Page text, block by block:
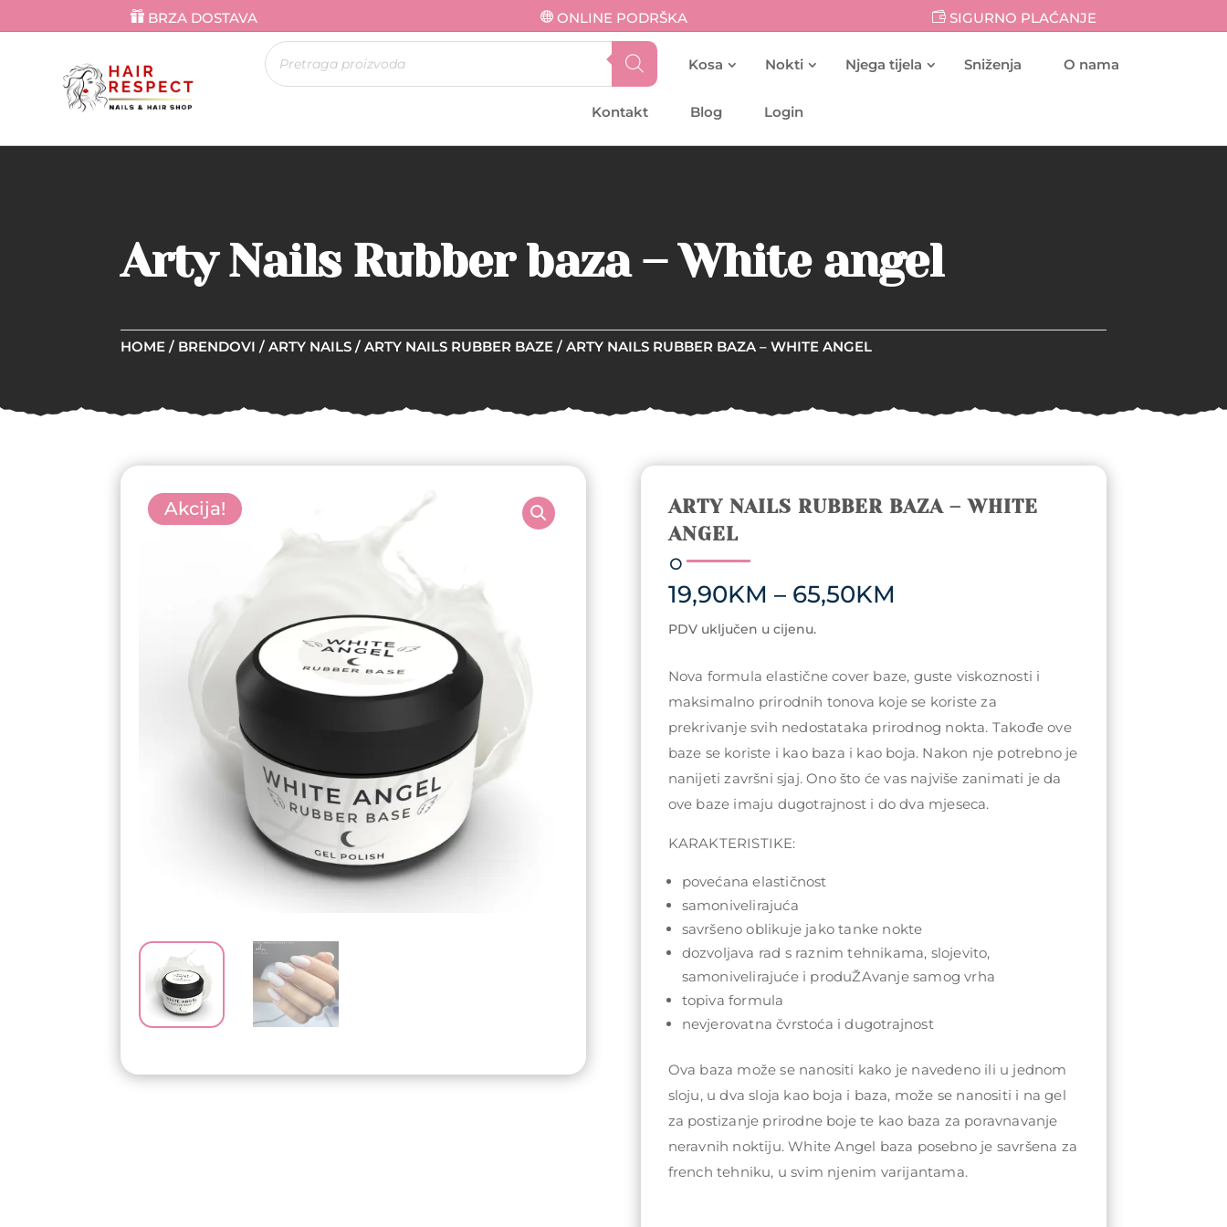
BRZA DOSTAVA ONLINE PODRŠKA SIGURNO PLAĆANJE
Products
search Kosa Nokti Njega tijela Sniženja O nama
Kontakt Blog Login
Arty Nails Rubber baza – White angel
HOME / BRENDOVI / ARTY NAILS / ARTY NAILS RUBBER BAZE / ARTY NAILS RUBBER BAZA – WHITE ANGEL
Akcija!
ARTY NAILS RUBBER BAZA – WHITE
ANGEL
19,90KM – 65,50KM
65,50KM
PDV uključen u cijenu.
Nova formula elastične cover baze, guste viskoznosti i
maksimalno prirodnih tonova koje se koriste za
prekrivanje svih nedostataka prirodnog nokta. Takođe ove
baze se koriste i kao baza i kao boja. Nakon nje potrebno je
nanijeti završni sjaj. Ono što će vas najviše zanimati je da
ove baze imaju dugotrajnost i do dva mjeseca.
KARAKTERISTIKE:
povećana elastičnost
samonivelirajuća
savršeno oblikuje jako tanke nokte
dozvoljava rad s raznim tehnikama, slojevito,
samonivelirajuće i produŽAvanje samog vrha
topiva formula
nevjerovatna čvrstoća i dugotrajnost
Ova baza može se nanositi kako je navedeno ili u jednom
sloju, u dva sloja kao boja i baza, može se nanositi i na gel
za postizanje prirodne boje te kao baza za poravnavanje
neravnih noktiju. White Angel baza posebno je savršena za
french tehniku, u svim njenim varijantama.